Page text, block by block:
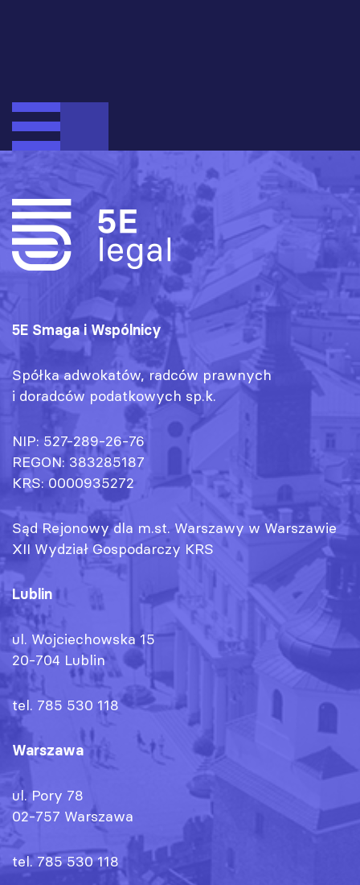
5E Smaga i Wspólnicy
Spółka adwokatów, radców prawnych
i doradców podatkowych sp.k.
NIP: 527-289-26-76
REGON: 383285187
KRS: 0000935272
Sąd Rejonowy dla m.st. Warszawy w Warszawie
XII Wydział Gospodarczy KRS
Lublin
ul. Wojciechowska 15
20-704 Lublin
tel. 785 530 118
Warszawa
ul. Pory 78
02-757 Warszawa
tel. 785 530 118